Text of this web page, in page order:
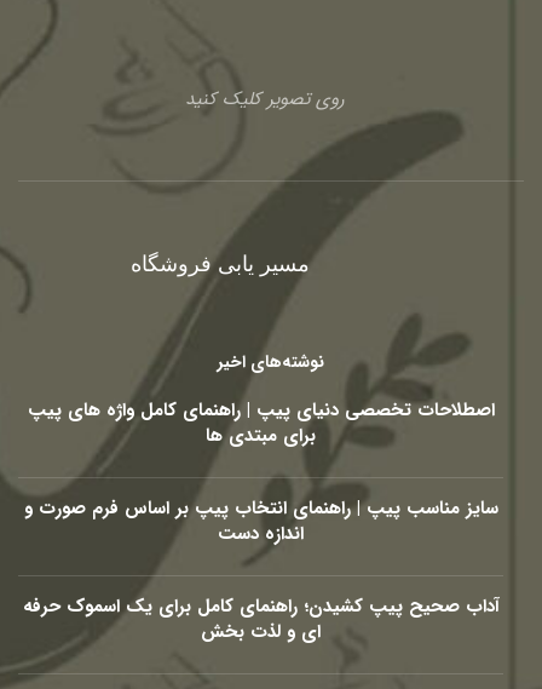
روی تصویر کلیک کنید
مسیر یابی فروشگاه
نوشته‌های اخیر
اصطلاحات تخصصی دنیای پیپ | راهنمای کامل واژه های پیپ
برای مبتدی ها
سایز مناسب پیپ | راهنمای انتخاب پیپ بر اساس فرم صورت و
اندازه دست
آداب صحیح پیپ کشیدن؛ راهنمای کامل برای یک اسموک حرفه
ای و لذت بخش